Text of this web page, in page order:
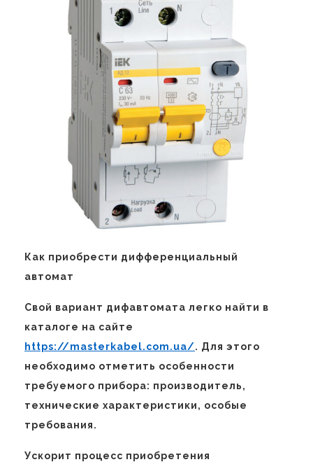
Как приобрести дифференциальный
автомат
Свой вариант дифавтомата легко найти в
каталоге на сайте
https://masterkabel.com.ua/. Для этого
необходимо отметить особенности
требуемого прибора: производитель,
технические характеристики, особые
требования.
Ускорит процесс приобретения